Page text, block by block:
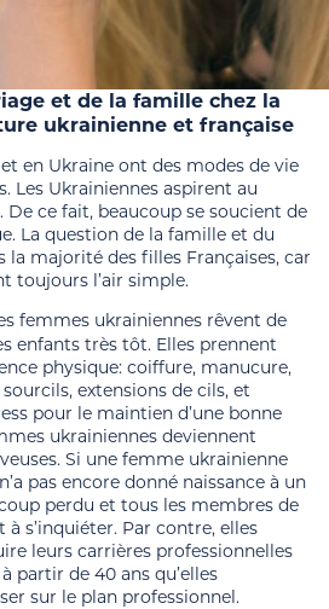
et de la famille chez la
ukrainienne et française
en Ukraine ont des modes de vie
Les Ukrainiennes aspirent au
De ce fait, beaucoup se soucient de
La question de la famille et du
la majorité des filles Françaises, car
toujours l’air simple.
femmes ukrainiennes rêvent de
enfants très tôt. Elles prennent
physique: coiffure, manucure,
extensions de cils, et
pour le maintien d’une bonne
ukrainiennes deviennent
Si une femme ukrainienne
pas encore donné naissance à un
perdu et tous les membres de
s’inquiéter. Par contre, elles
leurs carrières professionnelles
partir de 40 ans qu’elles
sur le plan professionnel.